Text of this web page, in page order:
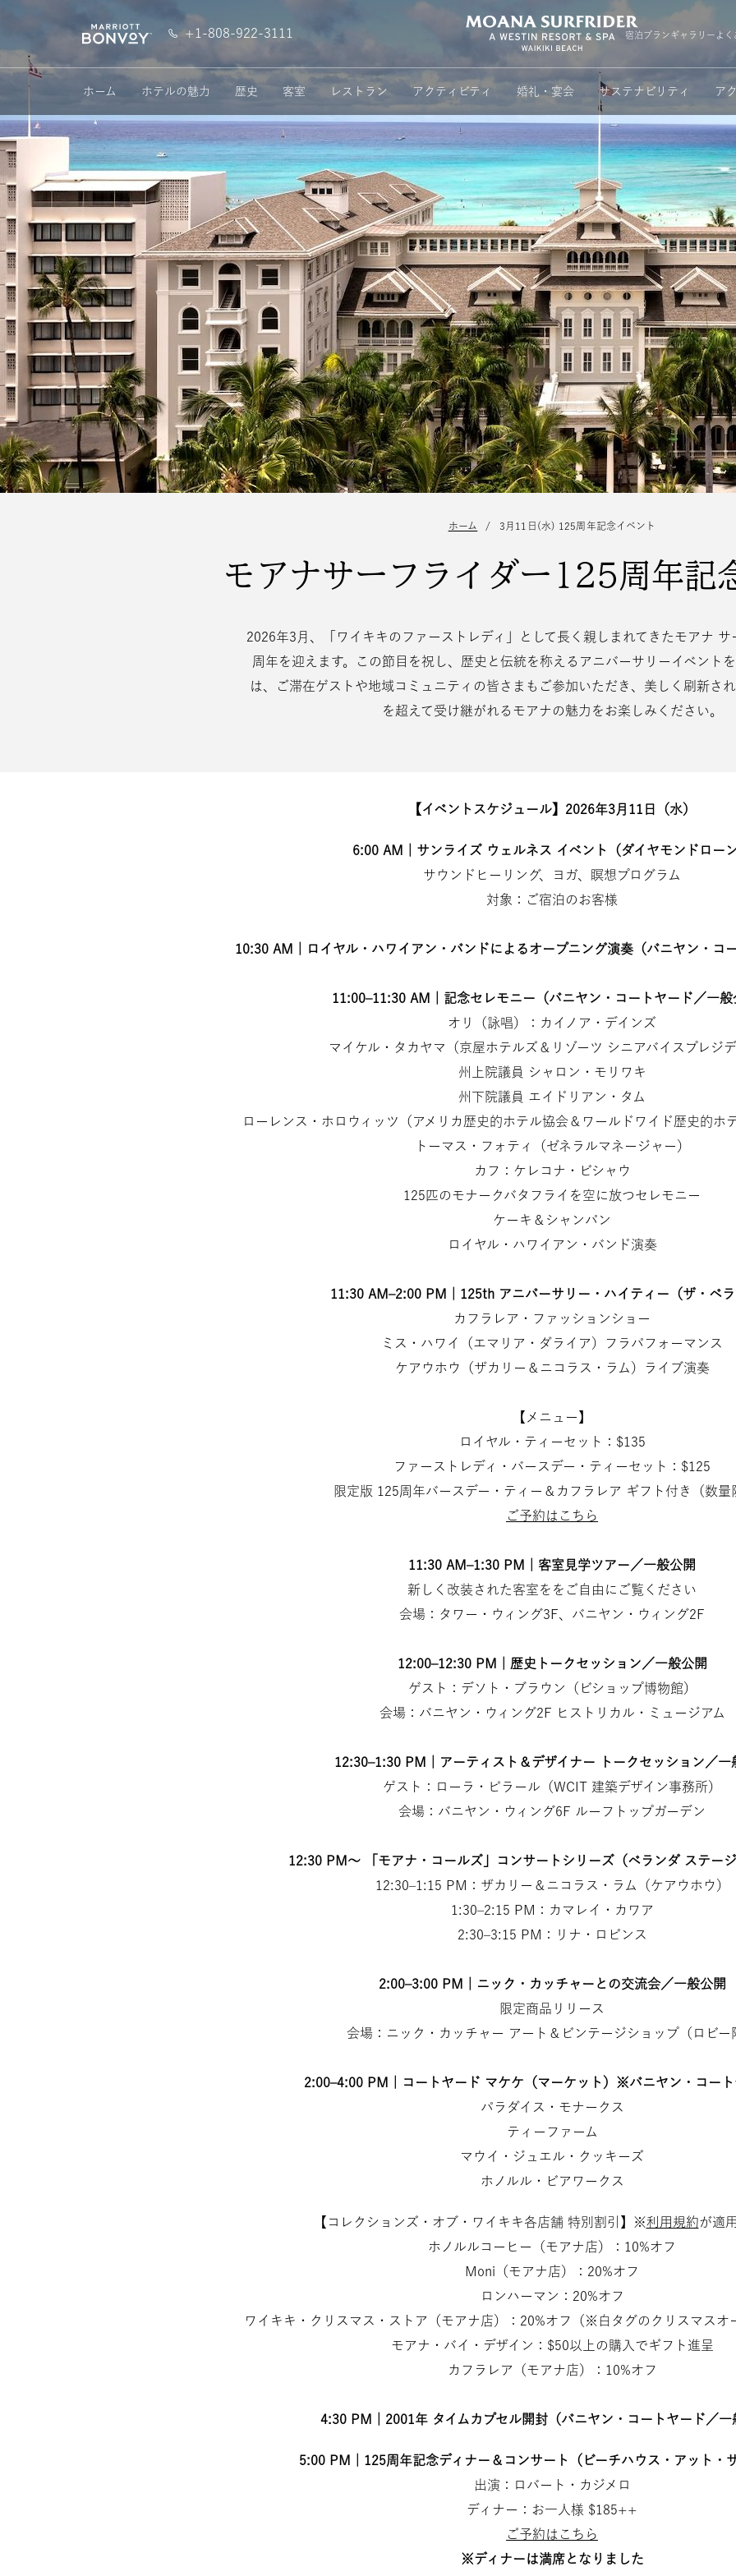
SKIP TO MAIN CONTENT
Marriott+1-808-922-3111 Moana
宿泊プラン ギャラリー よ
ホーム ホテルの魅力 歴史 客室 レストラン アクティビティ 婚礼・宴会 サステナビリティ ア
ホーム / 3月11日(水) 125周年記念イベント
モアナサーフライダー125周年記
2026年3月、「ワイキキのファーストレディ」として長く親しまれてきたモアナ サ
周年を迎えます。この節目を祝し、歴史と伝統を称えるアニバーサリーイベント
は、ご滞在ゲストや地域コミュニティの皆さまもご参加いただき、美しく刷新さ
を超えて受け継がれるモアナの魅力をお楽しみください。
【イベントスケジュール】2026年3月11日（水）
6:00 AM｜サンライズ ウェルネス イベント（ダイヤモンドローン
サウンドヒーリング、ヨガ、瞑想プログラム
対象：ご宿泊のお客様
10:30 AM｜ロイヤル・ハワイアン・バンドによるオープニング演奏（バニヤン・コ
11:00–11:30 AM｜記念セレモニー（バニヤン・コートヤード／一般
オリ（詠唱）：カイノア・デインズ
マイケル・タカヤマ（京屋ホテルズ＆リゾーツ シニアバイスプレジデ
州上院議員 シャロン・モリワキ
州下院議員 エイドリアン・タム
ローレンス・ホロウィッツ（アメリカ歴史的ホテル協会＆ワールドワイド歴史的ホ
トーマス・フォティ（ゼネラルマネージャー）
カフ：ケレコナ・ビシャウ
125匹のモナークバタフライを空に放つセレモニー
ケーキ＆シャンパン
ロイヤル・ハワイアン・バンド演奏
11:30 AM–2:00 PM｜125th アニバーサリー・ハイティー（ザ・ベラ
カフラレア・ファッションショー
ミス・ハワイ（エマリア・ダライア）フラパフォーマンス
ケアウホウ（ザカリー＆ニコラス・ラム）ライブ演奏
【メニュー】
ロイヤル・ティーセット：$135
ファーストレディ・バースデー・ティーセット：$125
限定版 125周年バースデー・ティー＆カフラレア ギフト付き（数量
ご予約はこちら
11:30 AM–1:30 PM｜客室見学ツアー／一般公開
新しく改装された客室ををご自由にご覧ください
会場：タワー・ウィング3F、バニヤン・ウィング2F
12:00–12:30 PM｜歴史トークセッション／一般公開
ゲスト：デソト・ブラウン（ビショップ博物館）
会場：バニヤン・ウィング2F ヒストリカル・ミュージアム
12:30–1:30 PM｜アーティスト＆デザイナー トークセッション／一
ゲスト：ローラ・ピラール（WCIT 建築デザイン事務所）
会場：バニヤン・ウィング6F ルーフトップガーデン
12:30 PM〜 「モアナ・コールズ」コンサートシリーズ（ベランダ ステージ
12:30–1:15 PM：ザカリー＆ニコラス・ラム（ケアウホウ）
1:30–2:15 PM：カマレイ・カワア
2:30–3:15 PM：リナ・ロビンス
2:00–3:00 PM｜ニック・カッチャーとの交流会／一般公開
限定商品リリース
会場：ニック・カッチャー アート＆ビンテージショップ（ロビー
2:00–4:00 PM｜コートヤード マケケ（マーケット）※バニヤン・コー
パラダイス・モナークス
ティーファーム
マウイ・ジュエル・クッキーズ
ホノルル・ビアワークス
【コレクションズ・オブ・ワイキキ各店舗 特別割引】※利用規約が適
ホノルルコーヒー（モアナ店）：10%オフ
Moni（モアナ店）：20%オフ
ロンハーマン：20%オフ
ワイキキ・クリスマス・ストア（モアナ店）：20%オフ（※白タグのクリスマスオ
モアナ・バイ・デザイン：$50以上の購入でギフト進呈
カフラレア（モアナ店）：10%オフ
4:30 PM｜2001年 タイムカプセル開封（バニヤン・コートヤード／一
5:00 PM｜125周年記念ディナー＆コンサート（ビーチハウス・アット・
出演：ロバート・カジメロ
ディナー：お一人様 $185++
ご予約はこちら
※ディナーは満席となりました